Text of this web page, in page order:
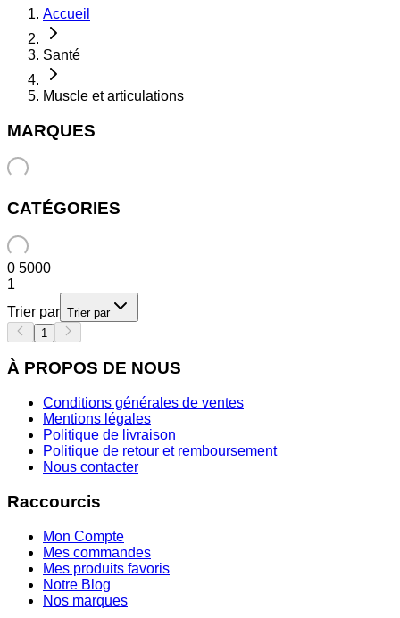
Accueil
Santé
Muscle et articulations
MARQUES
CATÉGORIES
0 5000
1
Trier par Trier par
1
À PROPOS DE NOUS
Conditions générales de ventes
Mentions légales
Politique de livraison
Politique de retour et remboursement
Nous contacter
Raccourcis
Mon Compte
Mes commandes
Mes produits favoris
Notre Blog
Nos marques